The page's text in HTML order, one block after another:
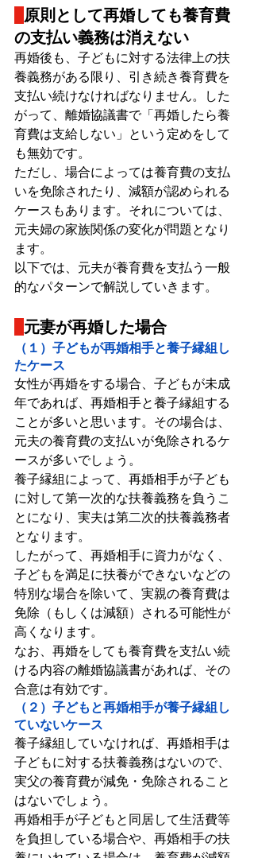
原則として再婚しても養育費
の支払い義務は消えない
再婚後も、子どもに対する法律上の扶
養義務がある限り、引き続き養育費を
支払い続けなければなりません。した
がって、離婚協議書で「再婚したら養
育費は支給しない」という定めをして
も無効です。
ただし、場合によっては養育費の支払
いを免除されたり、減額が認められる
ケースもあります。それについては、
元夫婦の家族関係の変化が問題となり
ます。
以下では、元夫が養育費を支払う一般
的なパターンで解説していきます。
元妻が再婚した場合
（１）子どもが再婚相手と養子縁組し
たケース
女性が再婚をする場合、子どもが未成
年であれば、再婚相手と養子縁組する
ことが多いと思います。その場合は、
元夫の養育費の支払いが免除されるケ
ースが多いでしょう。
養子縁組によって、再婚相手が子ども
に対して第一次的な扶養義務を負うこ
とになり、実夫は第二次的扶養義務者
となります。
したがって、再婚相手に資力がなく、
子どもを満足に扶養ができないなどの
特別な場合を除いて、実親の養育費は
免除（もしくは減額）される可能性が
高くなります。
なお、再婚をしても養育費を支払い続
ける内容の離婚協議書があれば、その
合意は有効です。
（２）子どもと再婚相手が養子縁組し
ていないケース
養子縁組していなければ、再婚相手は
子どもに対する扶養義務はないので、
実父の養育費が減免・免除されること
はないでしょう。
再婚相手が子どもと同居して生活費等
を負担している場合や、再婚相手の扶